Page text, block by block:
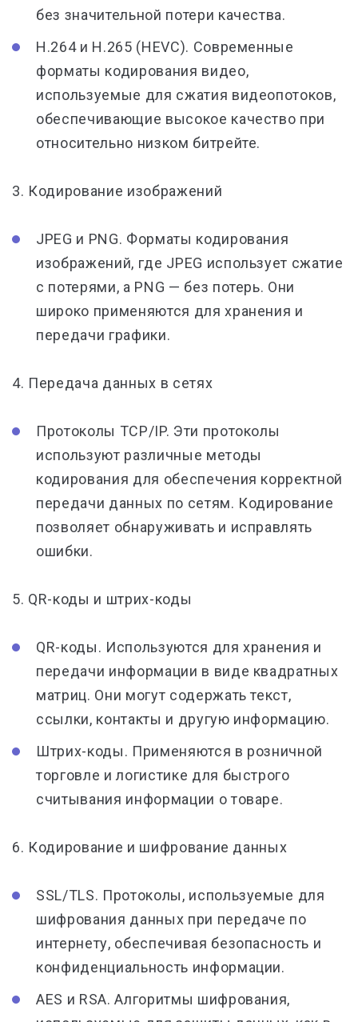
без значительной потери качества.
H.264 и H.265 (HEVC). Современные
форматы кодирования видео,
используемые для сжатия видеопотоков,
обеспечивающие высокое качество при
относительно низком битрейте.
3. Кодирование изображений
JPEG и PNG. Форматы кодирования
изображений, где JPEG использует сжатие
с потерями, а PNG — без потерь. Они
широко применяются для хранения и
передачи графики.
4. Передача данных в сетях
Протоколы TCP/IP. Эти протоколы
используют различные методы
кодирования для обеспечения корректной
передачи данных по сетям. Кодирование
позволяет обнаруживать и исправлять
ошибки.
5. QR-коды и штрих-коды
QR-коды. Используются для хранения и
передачи информации в виде квадратных
матриц. Они могут содержать текст,
ссылки, контакты и другую информацию.
Штрих-коды. Применяются в розничной
торговле и логистике для быстрого
считывания информации о товаре.
6. Кодирование и шифрование данных
SSL/TLS. Протоколы, используемые для
шифрования данных при передаче по
интернету, обеспечивая безопасность и
конфиденциальность информации.
AES и RSA. Алгоритмы шифрования,